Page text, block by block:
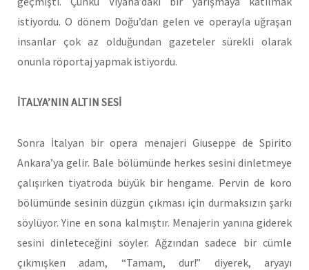
istiyordu. O dönem Doğu’dan gelen ve operayla uğraşan
insanlar çok az olduğundan gazeteler sürekli olarak
onunla röportaj yapmak istiyordu.
İTALYA’NIN ALTIN SESİ
Sonra İtalyan bir opera menajeri Giuseppe de Spirito
Ankara’ya gelir. Bale bölümünde herkes sesini dinletmeye
çalışırken tiyatroda büyük bir hengame. Pervin de koro
bölümünde sesinin düzgün çıkması için durmaksızın şarkı
söylüyor. Yine en sona kalmıştır. Menajerin yanına giderek
sesini dinleteceğini söyler. Ağzından sadece bir cümle
çıkmışken adam, “Tamam, dur!” diyerek, aryayı